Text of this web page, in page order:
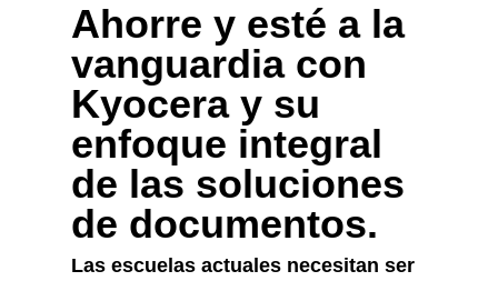
Ahorre y esté a la
vanguardia con
Kyocera y su
enfoque integral
de las soluciones
de documentos.
Las escuelas actuales necesitan ser